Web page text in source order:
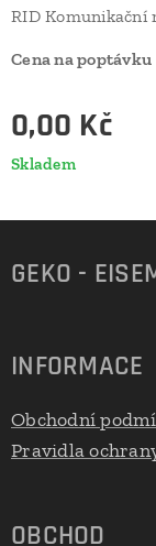
RID Komunikační
Cena na poptávku
0,00 Kč
Skladem
GEKO -
INFORMACE
Obchodní
Pravidla
OBCHOD